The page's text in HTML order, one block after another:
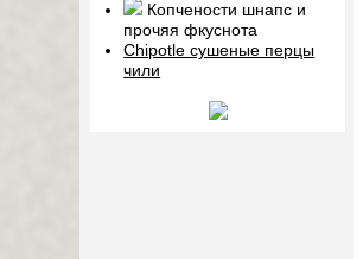
Копчености шнапс и
прочяя фкуснота
Chipotle сушеные перцы
чили